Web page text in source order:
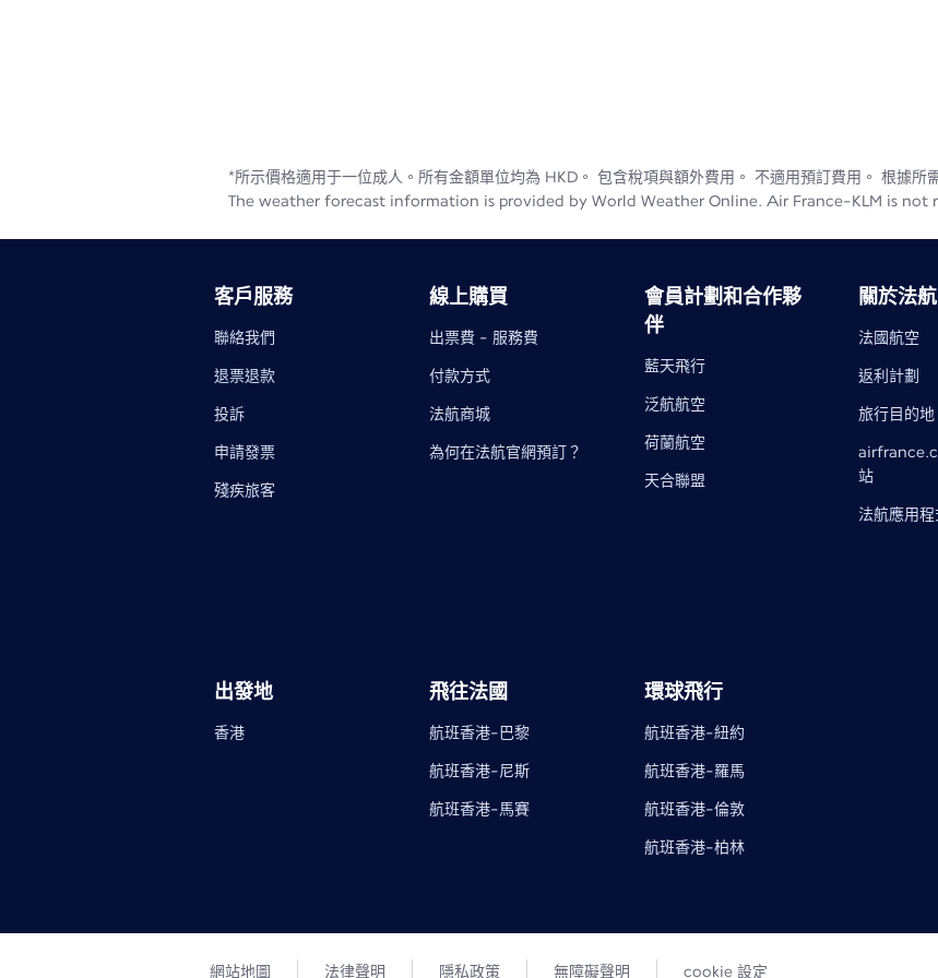
*所示價格適用于一位成人。所有金額單位均為 HKD。 包含稅項與額外費用。 不適用預訂費用。 根據所
The weather forecast information is provided by World Weather Online. Air France-KLM is
客戶服務
聯絡我們
退票退款
投訴
申請發票
殘疾旅客
線上購買
出票費 - 服務費
付款方式
法航商城
為何在法航官網預訂？
會員計劃和合作夥
伴
藍天飛行
泛航航空
荷蘭航空
天合聯盟
關於法航
法國航空
返利計劃
旅行目的地
站
法航應用程
出發地
香港
飛往法國
航班香港-巴黎
航班香港-尼斯
航班香港-馬賽
環球飛行
航班香港-紐約
航班香港-羅馬
航班香港-倫敦
航班香港-柏林
網站地圖 法律聲明 隱私政策 無障礙聲明 cookie 設定